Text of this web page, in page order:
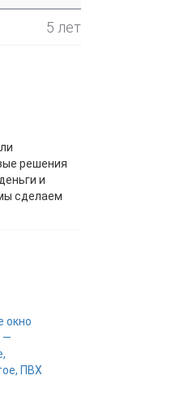
5 лет
решения
и
сделаем